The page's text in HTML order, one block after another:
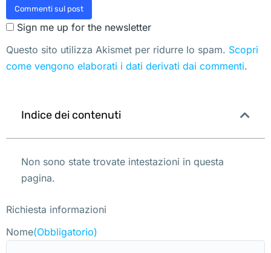
Commenti sul post
Sign me up for the newsletter
Questo sito utilizza Akismet per ridurre lo spam. Scopri
come vengono elaborati i dati derivati dai commenti.
Indice dei contenuti
Non sono state trovate intestazioni in questa
pagina.
Richiesta informazioni
Nome(Obbligatorio)